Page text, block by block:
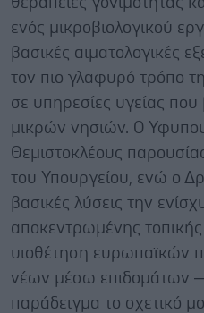
ενός μικροβιολογικού
βασικές αιματολογικές
τον πιο γλαφυρό τρόπο
σε υπηρεσίες υγείας που
μικρών νησιών. Ο
Θεμιστοκλέους
του Υπουργείου, ενώ ο
βασικές λύσεις την
αποκεντρωμένης τοπικής
υιοθέτηση ευρωπαϊκών
νέων μέσω επιδομάτων
παράδειγμα το σχετικό